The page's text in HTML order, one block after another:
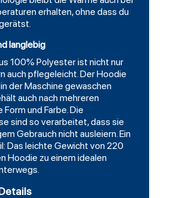
erhalten, ohne dass du
langlebig
100% Polyester ist nicht nur
auch pflegeleicht. Der Hoodie
der Maschine gewaschen
auch nach mehreren
und Farbe. Die
sind so verarbeitet, dass sie
Gebrauch nicht ausleiern. Ein
Das leichte Gewicht von 220
Hoodie zu einem idealen